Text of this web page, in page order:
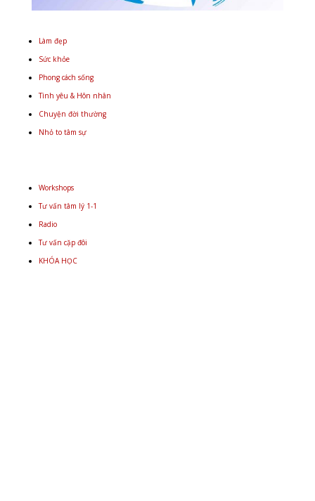
Làm đẹp
Sức khỏe
Phong cách sống
Tình yêu & Hôn nhân
Chuyện đời thường
Nhỏ to tâm sự
Workshops
Tư vấn tâm lý 1-1
Radio
Tư vấn cặp đôi
KHÓA HỌC